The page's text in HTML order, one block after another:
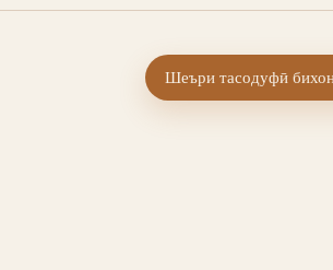
Шеъри тасодуфӣ